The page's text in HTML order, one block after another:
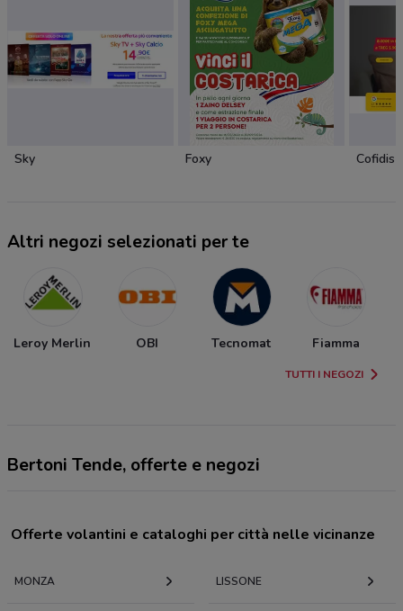
Sky Foxy Cofidis
Altri negozi selezionati per te
Leroy Merlin OBI Tecnomat Fiamma
TUTTI I NEGOZI
Bertoni Tende, offerte e negozi
Offerte volantini e cataloghi per città nelle vicinanze
MONZA LISSONE